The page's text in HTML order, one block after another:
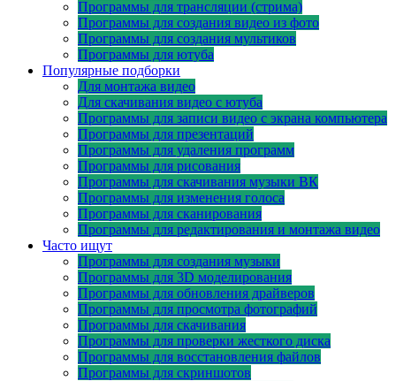
Программы для трансляции (стрима)
Программы для создания видео из фото
Программы для создания мультиков
Программы для ютуба
Популярные подборки
Для монтажа видео
Для скачивания видео с ютуба
Программы для записи видео с экрана компьютера
Программы для презентаций
Программы для удаления программ
Программы для рисования
Программы для скачивания музыки ВК
Программы для изменения голоса
Программы для сканирования
Программы для редактирования и монтажа видео
Часто ищут
Программы для создания музыки
Программы для 3D моделирования
Программы для обновления драйверов
Программы для просмотра фотографий
Программы для скачивания
Программы для проверки жесткого диска
Программы для восстановления файлов
Программы для скриншотов